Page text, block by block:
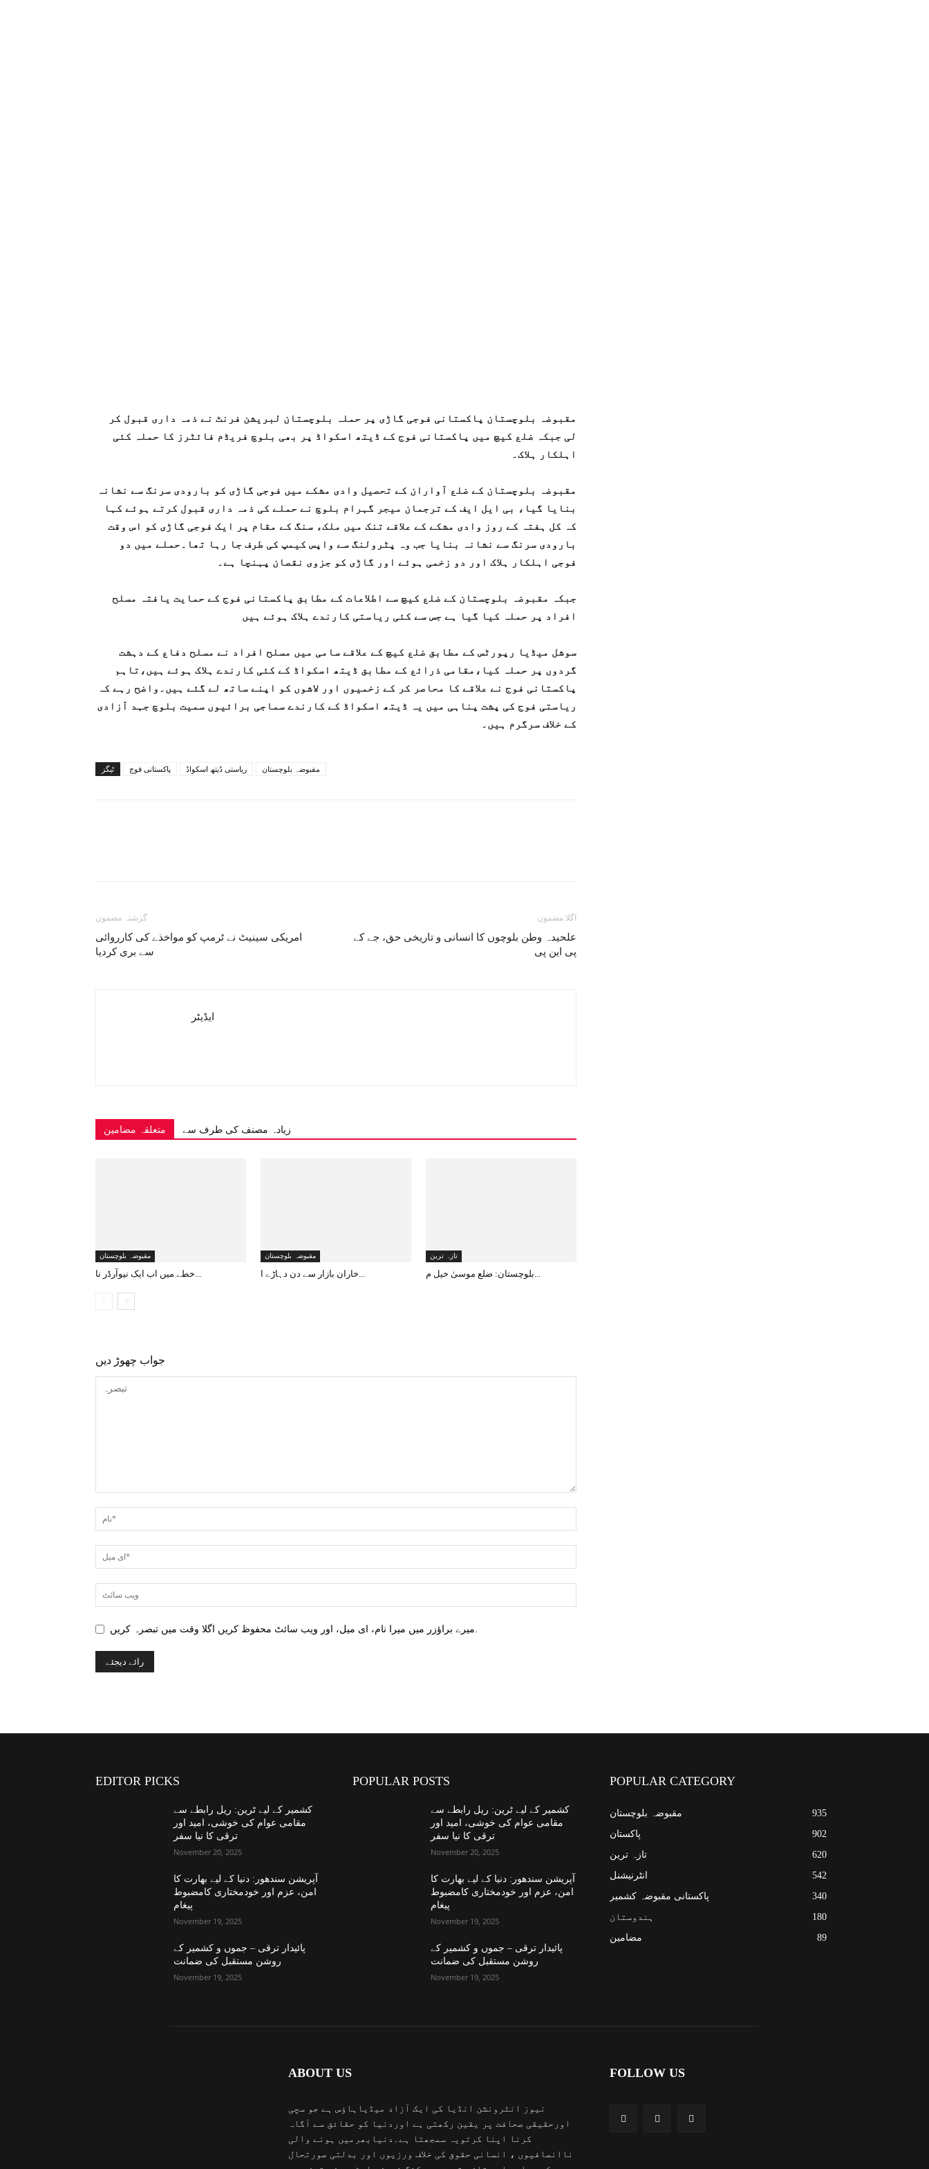
مقبوضہ بلوچستان پاکستانی فوجی گاڑی پر حملہ بلوچستان لبریشن فرنٹ نے ذمہ داری قبول کر
لی جبکہ ضلع کیچ میں پاکستانی فوج کے ڈیتھ اسکواڈ پر بھی بلوچ فریڈم فائٹرز کا حملہ کئی
اہلکار ہلاک۔
مقبوضہ بلوچستان کے ضلع آواران کے تحصیل وادی مشکے میں فوجی گاڑی کو بارودی سرنگ سے نشانہ
بنایا گیا، بی ایل ایف کے ترجمان میجر گہرام بلوچ نے حملے کی ذمہ داری قبول کرتے ہوئے کہا
کہ کل ہفتہ کے روز وادی مشکے کے علاقے تنک میں ملکء سنگ کے مقام پر ایک فوجی گاڑی کو اس وقت
بارودی سرنگ سے نشانہ بنایا جب وہ پٹرولنگ سے واپس کیمپ کی طرف جا رہا تھا۔حملے میں دو
فوجی اہلکار ہلاک اور دو زخمی ہوئے اور گاڑی کو جزوی نقصان پہنچا ہے۔
جبکہ مقبوضہ بلوچستان کے ضلع کیچ سے اطلاعات کے مطابق پاکستانی فوج کے حمایت یافتہ مسلح
افراد پر حملہ کیا گیا ہے جس سے کئی ریاستی کارندے ہلاک ہوئے ہیں
سوشل میڈیا رپورٹس کے مطابق ضلع کیچ کے علاقے سامی میں مسلح افراد نے مسلح دفاع کے دہشت
گردوں پر حملہ کیا،مقامی ذرائع کے مطابق ڈیتھ اسکواڈ کے کئی کارندے ہلاک ہوئے ہیں،تاہم
پاکستانی فوج نے علاقے کا محاصر کر کے زخمیوں اور لاشوں کو اپنے ساتھ لے گئے ہیں۔واضح رہے کہ
ریاستی فوج کی پشت پناہی میں یہ ڈیتھ اسکواڈ کے کارندے سماجی برائیوں سمیت بلوچ جہد آزادی
کے خلاف سرگرم ہیں۔
ٹیگز پاکستانی فوج ریاستی ڈیتھ اسکواڈ مقبوضہ بلوچستان
گزشتہ مضمون
امریکی سینیٹ نے ٹرمپ کو مواخذے کی کارروائی
سے بری کردیا
اگلا مضمون
علحيدہ وطن بلوچوں کا انسانی و تاريخی حق، جے کے
پی اين پی
ایڈیٹر
متعلقہ مضامین زیادہ مصنف کی طرف سے
مقبوضہ بلوچستان
خطے میں اب ایک نیوآرڈر نا...
مقبوضہ بلوچستان
خاران بازار سے دن دہاڑے ا...
تازہ ترین
بلوچستان: ضلع موسیٰ خیل م...
جواب چھوڑ دیں
میرے براؤزر میں میرا نام، ای میل، اور ویب سائٹ محفوظ کریں اگلا وقت میں تبصرہ کریں.
EDITOR PICKS
کشمیر کے لیے ٹرین: ریل رابطے سے
مقامی عوام کی خوشی، امید اور
ترقی کا نیا سفر
November 20, 2025
آپریشن سندھور: دنیا کے لیے بھارت کا
امن، عزم اور خودمختاری کامضبوط
پیغام
November 19, 2025
پائیدار ترقی – جموں و کشمیر کے
روشن مستقبل کی ضمانت
November 19, 2025
POPULAR POSTS
کشمیر کے لیے ٹرین: ریل رابطے سے
مقامی عوام کی خوشی، امید اور
ترقی کا نیا سفر
November 20, 2025
آپریشن سندھور: دنیا کے لیے بھارت کا
امن، عزم اور خودمختاری کامضبوط
پیغام
November 19, 2025
پائیدار ترقی – جموں و کشمیر کے
روشن مستقبل کی ضمانت
November 19, 2025
POPULAR CATEGORY
مقبوضہ بلوچستان
935
پاکستان
902
تازہ ترین
620
انٹرنیشنل
542
پاکستانی مقبوضہ کشمیر
340
ہندوستان
180
مضامین
89
ABOUT US
نیوز انٹرونشن انڈیا کی ایک آزاد میڈیاہاؤس ہے جو سچی
اورحقیقی صحافت پر یقین رکھتی ہے اوردنیا کو حقائق سے آگاہ
کرنا اپنا کرتویہ سمجھتا ہے۔دنیابھرمیں ہونے والی
ناانصافیوں ، انسانی حقوق کی خلاف ورزیوں اور بدلتی صورتحال
FOLLOW US